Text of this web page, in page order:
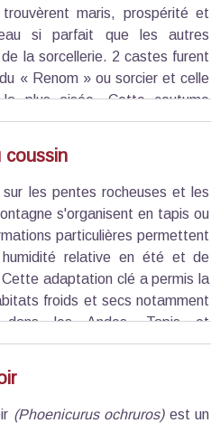
maris, prospérité et
si parfait que les autres
la sorcellerie. 2 castes furent
« Renom » ou sorcier et celle
plus aisée. Cette coutume
existent : l'une met en cause
des natifs, tandis qu'une autre
milieu du XIVe s.
coussin
sur les pentes rocheuses et les
s'organisent en tapis ou
particulières permettent
humidité relative en été et de
adaptation clé a permis la
froids et secs notamment
dans les Andes. Tapis et
des petits insectes, des
(Phoenicurus ochruros) est un